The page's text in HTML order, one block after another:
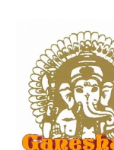
navigation
contenu